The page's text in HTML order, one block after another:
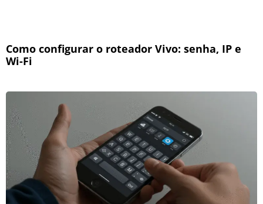
Como configurar o roteador Vivo: senha, IP e
Wi-Fi